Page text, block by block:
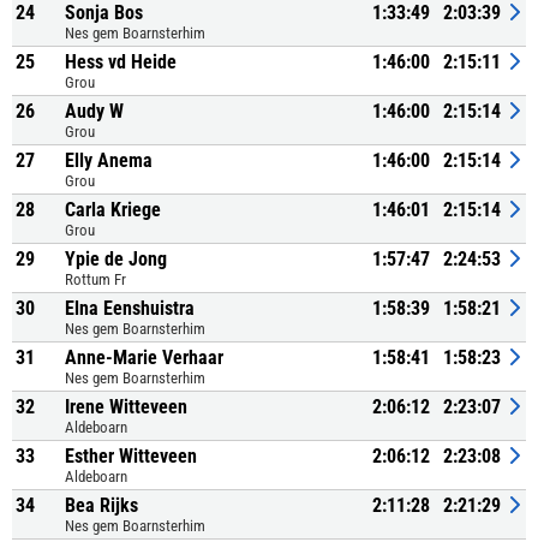
24 Sonja Bos
Nes gem Boarnsterhim
1:33:49 2:03:39
25 Hess vd Heide
Grou
1:46:00 2:15:11
26 Audy W
Grou
1:46:00 2:15:14
27 Elly Anema
Grou
1:46:00 2:15:14
28 Carla Kriege
Grou
1:46:01 2:15:14
29 Ypie de Jong
Rottum Fr
1:57:47 2:24:53
30 Elna Eenshuistra
Nes gem Boarnsterhim
1:58:39 1:58:21
31 Anne-Marie Verhaar
Nes gem Boarnsterhim
1:58:41 1:58:23
32 Irene Witteveen
Aldeboarn
2:06:12 2:23:07
33 Esther Witteveen
Aldeboarn
2:06:12 2:23:08
34 Bea Rijks
Nes gem Boarnsterhim
2:11:28 2:21:29